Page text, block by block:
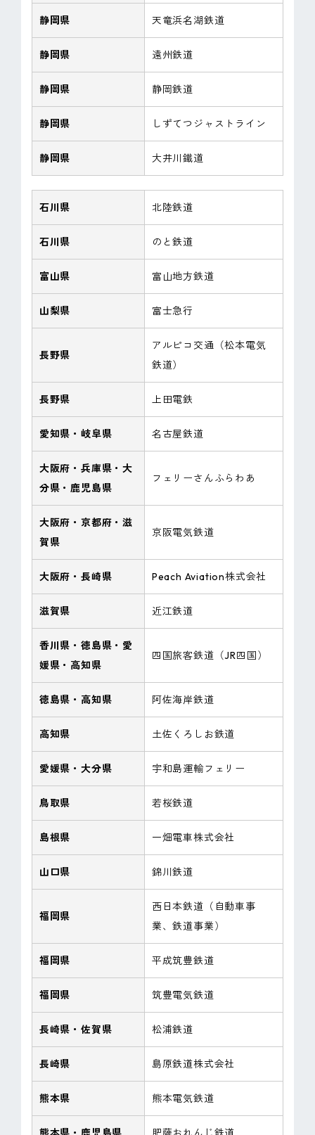
静岡県 天竜浜名湖鉄道
静岡県 遠州鉄道
静岡県 静岡鉄道
静岡県 しずてつジャストライン
静岡県 大井川鐵道
石川県 北陸鉄道
石川県 のと鉄道
富山県 富山地方鉄道
山梨県 富士急行
長野県
アルピコ交通（松本電気
鉄道）
長野県 上田電鉄
愛知県・岐阜県 名古屋鉄道
大阪府・兵庫県・大
分県・鹿児島県
フェリーさんふらわあ
大阪府・京都府・滋
賀県
京阪電気鉄道
大阪府・長崎県 Peach Aviation株式会社
滋賀県 近江鉄道
香川県・徳島県・愛
媛県・高知県
四国旅客鉄道（JR四国）
徳島県・高知県 阿佐海岸鉄道
高知県 土佐くろしお鉄道
愛媛県・大分県 宇和島運輸フェリー
鳥取県 若桜鉄道
島根県 一畑電車株式会社
山口県 錦川鉄道
福岡県
西日本鉄道（自動車事
業、鉄道事業）
福岡県 平成筑豊鉄道
福岡県 筑豊電気鉄道
長崎県・佐賀県 松浦鉄道
長崎県 島原鉄道株式会社
熊本県 熊本電気鉄道